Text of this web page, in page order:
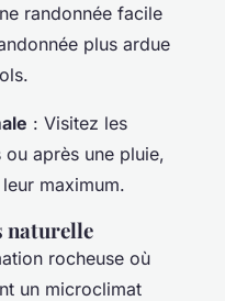
randonnée facile
plus ardue
: Visitez les
après une pluie,
maximum.
naturelle
rocheuse où
un microclimat